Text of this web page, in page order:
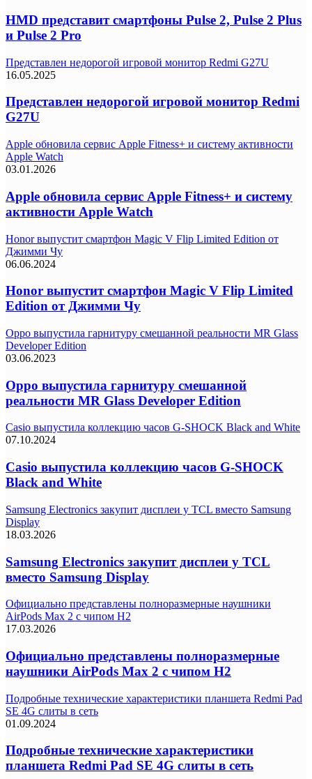
HMD представит смартфоны Pulse 2, Pulse 2 Plus
и Pulse 2 Pro
Представлен недорогой игровой монитор Redmi G27U
16.05.2025
Представлен недорогой игровой монитор Redmi
G27U
Apple обновила сервис Apple Fitness+ и систему активности
Apple Watch
03.01.2026
Apple обновила сервис Apple Fitness+ и систему
активности Apple Watch
Honor выпустит смартфон Magic V Flip Limited Edition от
Джимми Чу
06.06.2024
Honor выпустит смартфон Magic V Flip Limited
Edition от Джимми Чу
Oppo выпустила гарнитуру смешанной реальности MR Glass
Developer Edition
03.06.2023
Oppo выпустила гарнитуру смешанной
реальности MR Glass Developer Edition
Casio выпустила коллекцию часов G-SHOCK Black and White
07.10.2024
Casio выпустила коллекцию часов G-SHOCK
Black and White
Samsung Electronics закупит дисплеи у TCL вместо Samsung
Display
18.03.2026
Samsung Electronics закупит дисплеи у TCL
вместо Samsung Display
Официально представлены полноразмерные наушники
AirPods Max 2 с чипом H2
17.03.2026
Официально представлены полноразмерные
наушники AirPods Max 2 с чипом H2
Подробные технические характеристики планшета Redmi Pad
SE 4G слиты в сеть
01.09.2024
Подробные технические характеристики
планшета Redmi Pad SE 4G слиты в сеть